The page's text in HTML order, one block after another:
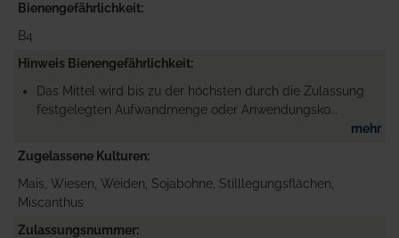
Bienengefährlichkeit
B4
Hinweis Bienengefährlichkeit
Das Mittel wird bis zu der höchsten durch die Zulassung
festgelegten Aufwandmenge oder Anwendungsko...
mehr
Zugelassene Kulturen
Mais, Wiesen, Weiden, Sojabohne, Stilllegungsflächen,
Miscanthus
Zulassungsnummer